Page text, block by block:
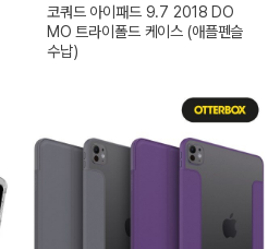
코쿼드 아이패드 9.7 2018 DO
MO 트라이폴드 케이스 (애플펜슬
수납)